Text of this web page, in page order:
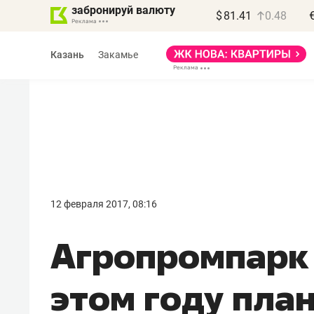
забронируй валюту $ 81.41 0.48
Казань Закамье
12 февраля 2017, 08:16
этом году
правил, бизнес может
потерять минимум